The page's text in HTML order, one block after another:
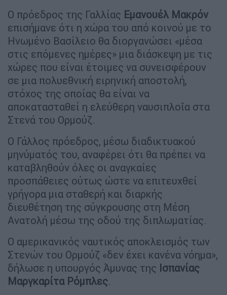
Ο πρόεδρος της Γαλλίας Εμανουέλ Μακρόν
επισήμανε ότι η χώρα του από κοινού με το
Ηνωμένο Βασίλειο θα διοργανώσει «μέσα
στις επόμενες ημέρες» μια διάσκεψη με τις
χώρες που είναι έτοιμες να συνεισφέρουν
σε μια πολυεθνική ειρηνική αποστολή,
στόχος της οποίας θα είναι να
αποκατασταθεί η ελεύθερη ναυσιπλοΐα στα
Στενά του Ορμούζ.
Ο Γάλλος πρόεδρος, μέσω διαδικτυακού
μηνύματός του, αναφέρει ότι θα πρέπει να
καταβληθούν όλες οι αναγκαίες
προσπάθειες ούτως ώστε να επιτευχθεί
γρήγορα μια σταθερή και διαρκής
διευθέτηση της σύγκρουσης στη Μέση
Ανατολή μέσω της οδού της διπλωματίας.
Ο αμερικανικός ναυτικός αποκλεισμός των
Στενών του Ορμούζ «δεν έχει κανένα νόημα»,
δήλωσε η υπουργός Άμυνας της Ισπανίας
Μαργκαρίτα Ρόμπλες.